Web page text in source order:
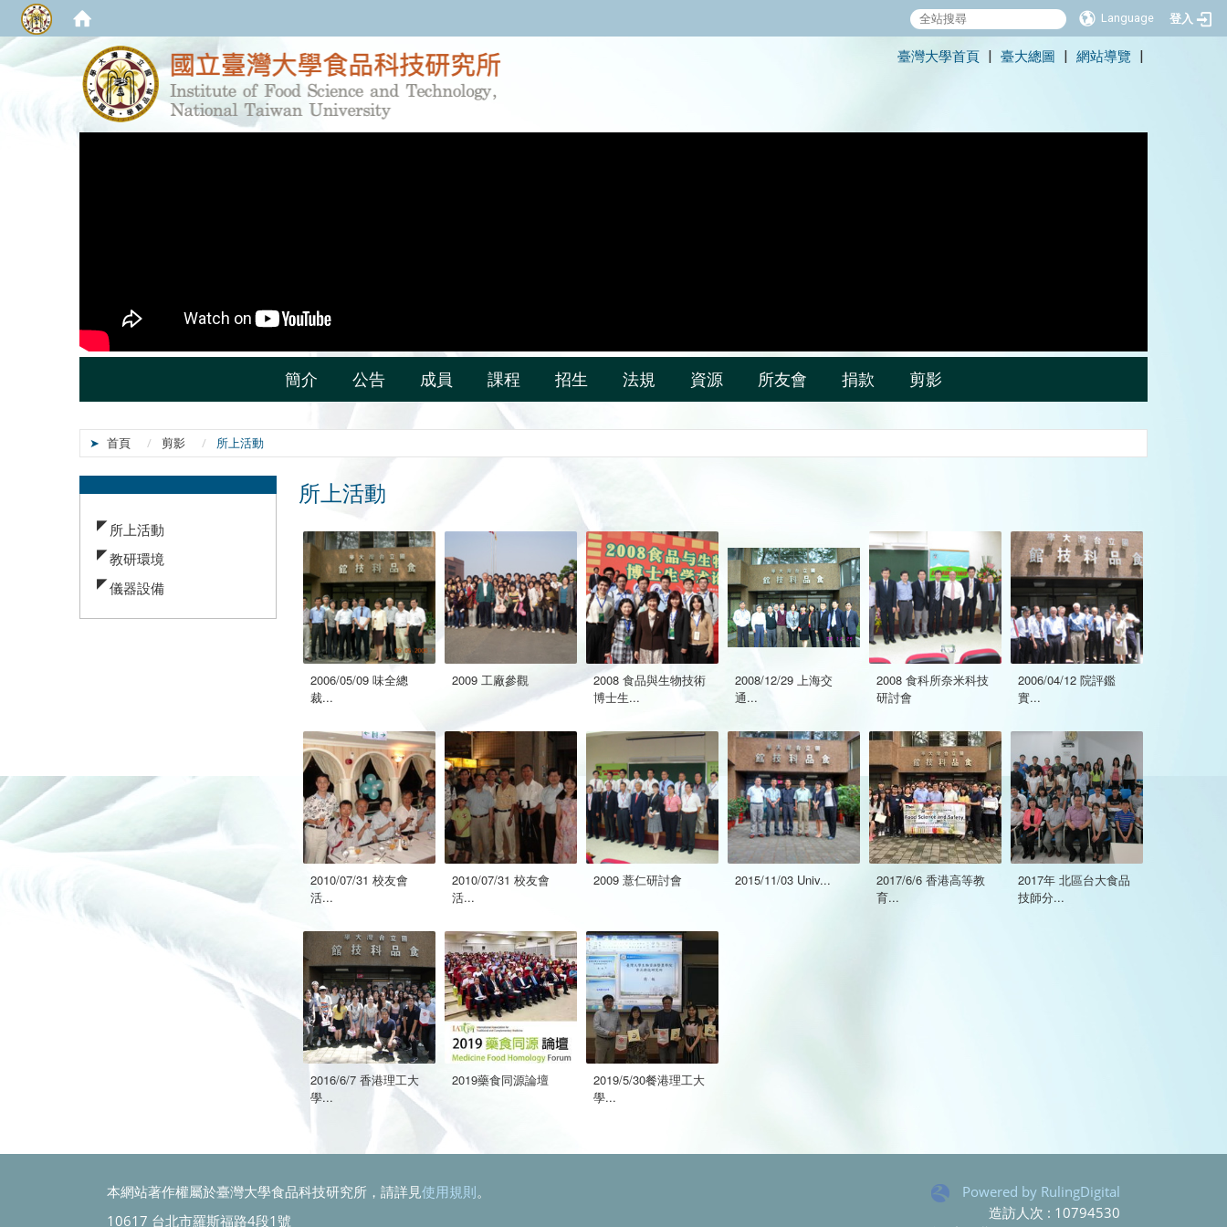
Language 登入
臺灣大學首頁 | 臺大總圖 | 網站導覽 |
簡介 公告 成員 課程 招生 法規 資源 所友會 捐款 剪影
首頁 剪影 所上活動
所上活動
教研環境
儀器設備
所上活動
2006/05/09 味全總
裁...
2009 工廠參觀
2008 食品與生物技術
博士生...
2008/12/29 上海交
通...
2008 食科所奈米科技
研討會
2006/04/12 院評鑑
實...
2010/07/31 校友會
活...
2010/07/31 校友會
活...
2009 薏仁研討會 2015/11/03 Univ...
2017/6/6 香港高等教
育...
2017年 北區台大食品
技師分...
2016/6/7 香港理工大
學...
2019藥食同源論壇
2019/5/30餐港理工大
學...
本網站著作權屬於臺灣大學食品科技研究所，請詳見使用規則。
10617 台北市羅斯福路4段1號
Powered by RulingDigital
造訪人次 : 10794530